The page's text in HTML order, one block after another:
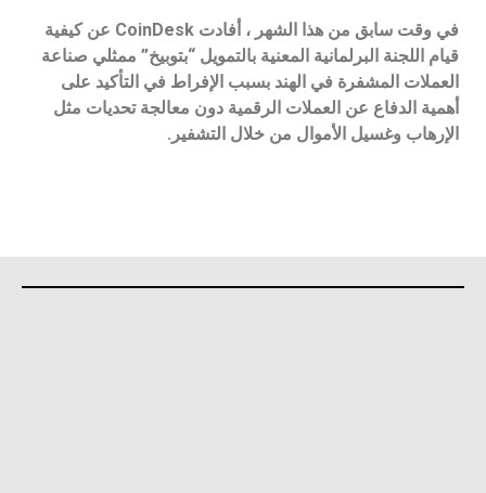
في وقت سابق من هذا الشهر ، أفادت CoinDesk عن كيفية
قيام اللجنة البرلمانية المعنية بالتمويل “بتوبيخ” ممثلي صناعة
العملات المشفرة في الهند بسبب الإفراط في التأكيد على
أهمية الدفاع عن العملات الرقمية دون معالجة تحديات مثل
الإرهاب وغسيل الأموال من خلال التشفير.